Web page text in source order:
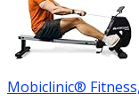
Mobiclinic®